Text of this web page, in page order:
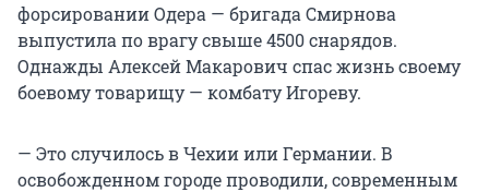
форсировании Одера — бригада Смирнова
выпустила по врагу свыше 4500 снарядов.
Однажды Алексей Макарович спас жизнь своему
боевому товарищу — комбату Игореву.
— Это случилось в Чехии или Германии. В
освобожденном городе проводили, современным